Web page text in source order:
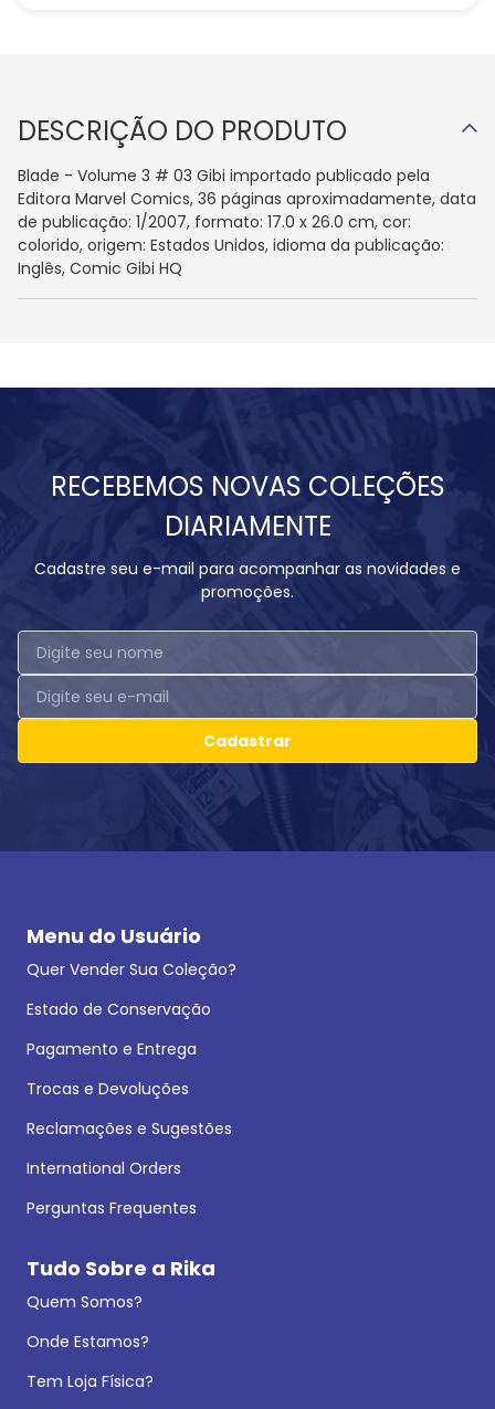
DESCRIÇÃO DO PRODUTO
Blade - Volume 3 # 03 Gibi importado publicado pela
Editora Marvel Comics, 36 páginas aproximadamente, data
de publicação: 1/2007, formato: 17.0 x 26.0 cm, cor:
colorido, origem: Estados Unidos, idioma da publicação:
Inglês, Comic Gibi HQ
RECEBEMOS NOVAS COLEÇÕES
DIARIAMENTE
Cadastre seu e-mail para acompanhar as novidades e
promoções.
Cadastrar
Menu do Usuário
Quer Vender Sua Coleção?
Estado de Conservação
Pagamento e Entrega
Trocas e Devoluções
Reclamações e Sugestões
International Orders
Perguntas Frequentes
Tudo Sobre a Rika
Quem Somos?
Onde Estamos?
Tem Loja Física?